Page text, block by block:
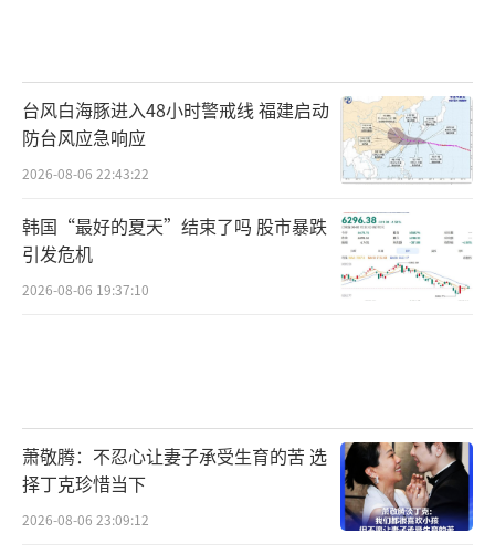
台风白海豚进入48小时警戒线 福建启动
防台风应急响应
2026-08-06 22:43:22
韩国“最好的夏天”结束了吗 股市暴跌
引发危机
2026-08-06 19:37:10
萧敬腾：不忍心让妻子承受生育的苦 选
择丁克珍惜当下
2026-08-06 23:09:12